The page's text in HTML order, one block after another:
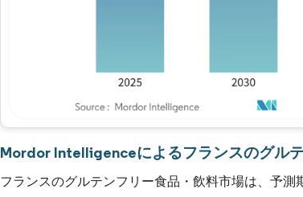
Mordor Intelligenceによるフランスのグル
フランスのグルテンフリー食品・飲料市場は、予測